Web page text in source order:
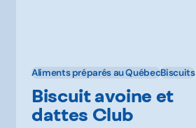
Aliments préparés au QuébecBiscuits
Biscuit avoine et
dattes Club